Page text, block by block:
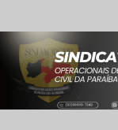
para
conteúdo